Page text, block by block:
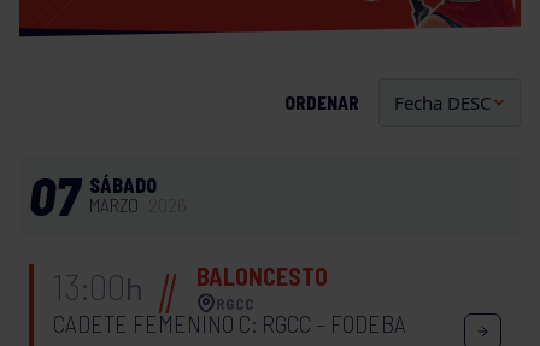
ORDENAR
07 SÁBADO
MARZO
13:00h BALONCESTO
RGCC
CADETE FEMENINO C: RGCC – FODEBA